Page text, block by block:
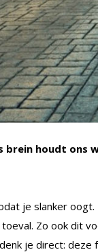
brein houdt ons
je slanker
Zo ook dit
je direct: deze